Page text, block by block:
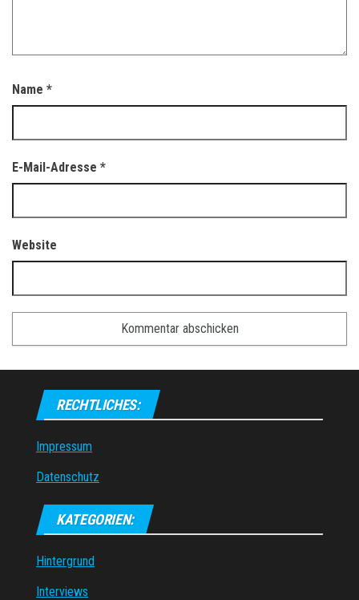
Name *
E-Mail-Adresse *
Website
RECHTLICHES:
Impressum
Datenschutz
KATEGORIEN:
Hintergrund
Interviews